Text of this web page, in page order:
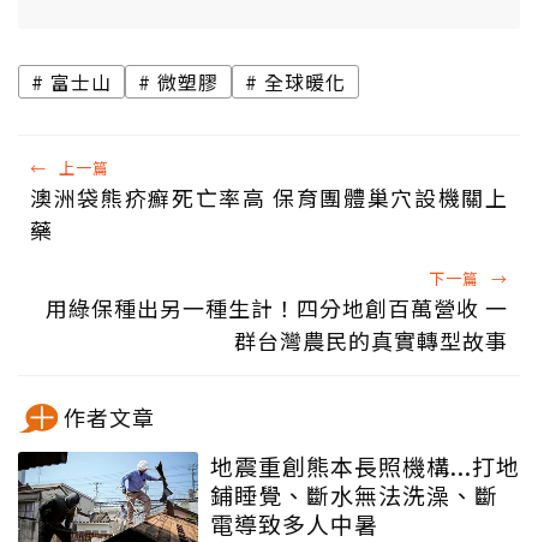
富士山 微塑膠 全球暖化
← 上一篇
澳洲袋熊疥癬死亡率高 保育團體巢穴設機關上
藥
下一篇 →
用綠保種出另一種生計！四分地創百萬營收 一
群台灣農民的真實轉型故事
作者文章
地震重創熊本長照機構...打地
鋪睡覺、斷水無法洗澡、斷
電導致多人中暑